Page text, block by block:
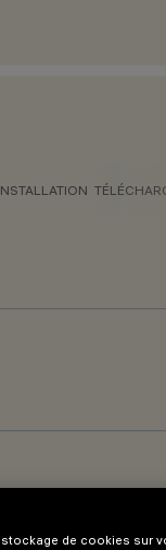
de cookies sur